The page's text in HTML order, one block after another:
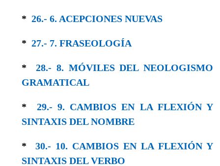
* 26.- 6. ACEPCIONES NUEVAS
* 27.- 7. FRASEOLOGÍA
*28.- 8. MÓVILES DEL NEOLOGISMO
GRAMA­TICAL
* 29.- 9. CAMBIOS EN LA FLEXIÓN Y
SINTAXIS DEL NOMBRE
* 30.- 10. CAMBIOS EN LA FLEXIÓN Y
SIN­TAXIS DEL VERBO